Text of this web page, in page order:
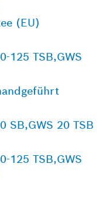
(EU)
125 TSB,GWS
SB,GWS 20 TSB
125 TSB,GWS